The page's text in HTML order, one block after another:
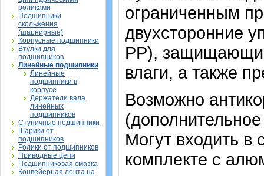
роликами
Подшипники
скольжения
(шарнирные)
Корпусные подшипники
Втулки для
подшипников
Линейные подшипники
Линейные
подшипники в
корпусе
Держатели вала
линейных
подшипников
Ступичные подшипники
Шарики от
подшипников
Ролики от подшипников
Приводные цепи
Подшипниковая смазка
Конвейерная лента на
ограниченным
двухсторонние
PP),
влаги, а также
Возможно
Могут входить в
комплекте с